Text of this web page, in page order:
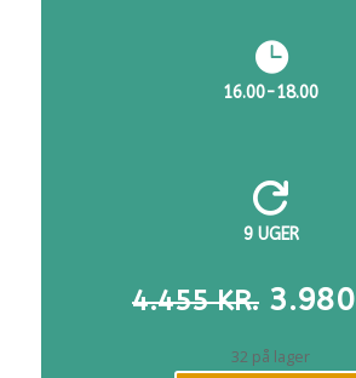

16.00-18.00

9 UGER
4.455KR. DEN
PRIS
3.980
32 på lager